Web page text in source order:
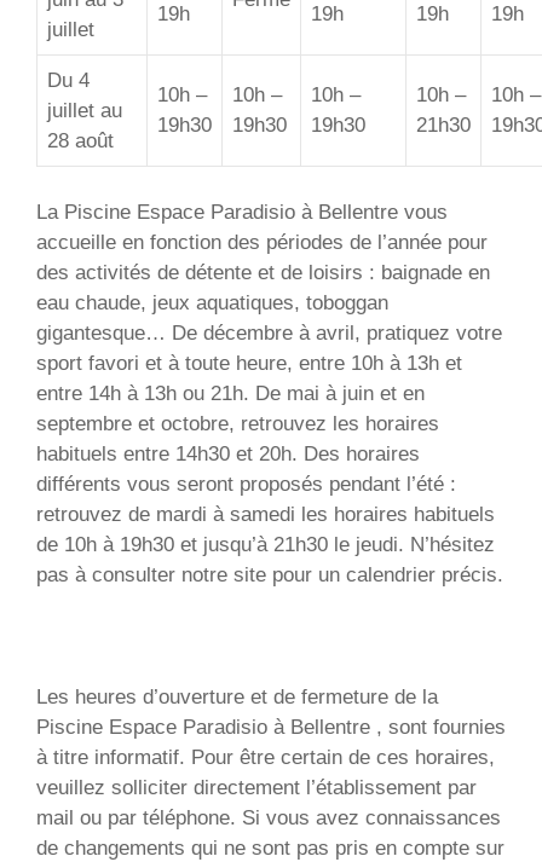
juillet
19h 19h 19h 19h
Du 4
juillet au
28 août
10h –
19h30
10h –
19h30
10h –
19h30
10h –
21h30
10h –
La Piscine Espace Paradisio à Bellentre vous
accueille en fonction des périodes de l’année pour
des activités de détente et de loisirs : baignade en
eau chaude, jeux aquatiques, toboggan
gigantesque… De décembre à avril, pratiquez votre
sport favori et à toute heure, entre 10h à 13h et
entre 14h à 13h ou 21h. De mai à juin et en
septembre et octobre, retrouvez les horaires
habituels entre 14h30 et 20h. Des horaires
différents vous seront proposés pendant l’été :
retrouvez de mardi à samedi les horaires habituels
de 10h à 19h30 et jusqu’à 21h30 le jeudi. N’hésitez
pas à consulter notre site pour un calendrier précis.
Les heures d’ouverture et de fermeture de la
Piscine Espace Paradisio à Bellentre , sont fournies
à titre informatif. Pour être certain de ces horaires,
veuillez solliciter directement l’établissement par
mail ou par téléphone. Si vous avez connaissances
de changements qui ne sont pas pris en compte sur